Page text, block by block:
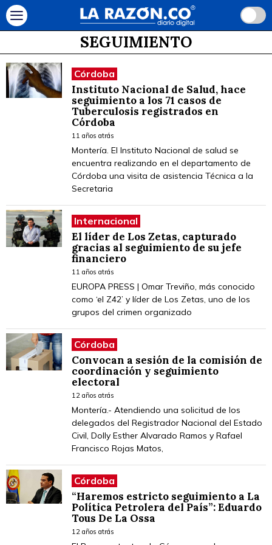
SEGUIMIENTO
Córdoba
Instituto Nacional de Salud, hace
seguimiento a los 71 casos de
Tuberculosis registrados en
Córdoba
11 años atrás
Montería. El Instituto Nacional de salud se
encuentra realizando en el departamento de
Córdoba una visita de asistencia Técnica a la
Secretaria
Internacional
El líder de Los Zetas, capturado
gracias al seguimiento de su jefe
financiero
11 años atrás
EUROPA PRESS | Omar Treviño, más conocido
como ‘el Z42’ y líder de Los Zetas, uno de los
grupos del crimen organizado
Córdoba
Convocan a sesión de la comisión de
coordinación y seguimiento
electoral
12 años atrás
Montería.- Atendiendo una solicitud de los
delegados del Registrador Nacional del Estado
Civil, Dolly Esther Alvarado Ramos y Rafael
Francisco Rojas Matos,
Córdoba
“Haremos estricto seguimiento a La
Política Petrolera del País”: Eduardo
Tous De La Ossa
12 años atrás